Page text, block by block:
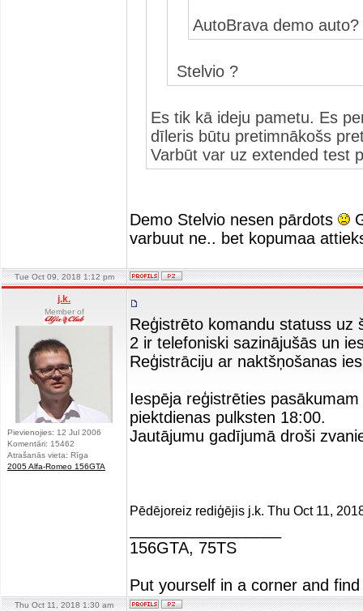
AutoBrava demo
Stelvio ?
Es tik kā ideju pametu. Es
dīleris būtu pretimnākošs
Varbūt var uz extended test
Demo Stelvio nesen pārdots
varbuut ne.. bet kopumaa
Tue Oct 09, 2018 1:12 pm
j.k.
Member of
Pievienojies: 12 Jul 2006
Komentāri: 15462
Atrašanās vieta: Rīga
2005 Alfa-Romeo 156GTA
Reģistrēto komandu statuss uz
2 ir telefoniski sazinājušās un
Reģistrāciju ar naktšņošanas
Iespēja reģistrēties
piektdienas pulksten 18:00.
Jautājumu gadījumā droši
Pēdējoreiz rediģējis j.k. Thu Oct 11,
156GTA, 75TS
Put yourself in a corner and
Thu Oct 11, 2018 1:30 am